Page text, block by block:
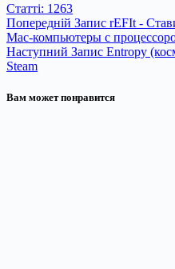
Статті: 1263
Попередній Запис rEFIt -
Mac-компьютеры с
Наступний Запис Entropy
Steam
Вам может понравится